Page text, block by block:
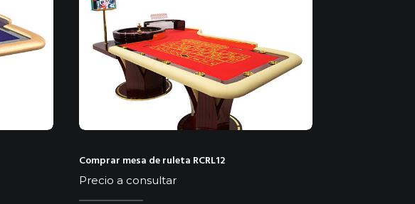
Comprar mesa de ruleta RCRL12
Precio a consultar